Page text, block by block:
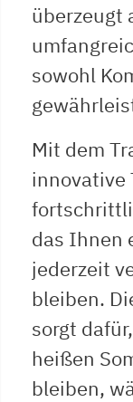
überzeugt
sowohl
Mit dem
innovative
das Ihnen
jederzeit
bleiben.
sorgt
heißen
bleiben,